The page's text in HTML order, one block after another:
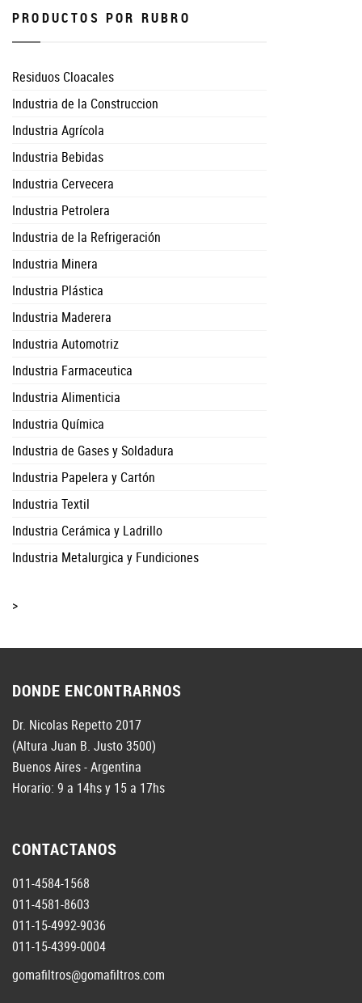
PRODUCTOS POR RUBRO
Residuos Cloacales
Industria de la Construccion
Industria Agrícola
Industria Bebidas
Industria Cervecera
Industria Petrolera
Industria de la Refrigeración
Industria Minera
Industria Plástica
Industria Maderera
Industria Automotriz
Industria Farmaceutica
Industria Alimenticia
Industria Química
Industria de Gases y Soldadura
Industria Papelera y Cartón
Industria Textil
Industria Cerámica y Ladrillo
Industria Metalurgica y Fundiciones
>
DONDE ENCONTRARNOS
Dr. Nicolas Repetto 2017
(Altura Juan B. Justo 3500)
Buenos Aires - Argentina
Horario: 9 a 14hs y 15 a 17hs
CONTACTANOS
011-4584-1568
011-4581-8603
011-15-4992-9036
011-15-4399-0004
gomafiltros@gomafiltros.com